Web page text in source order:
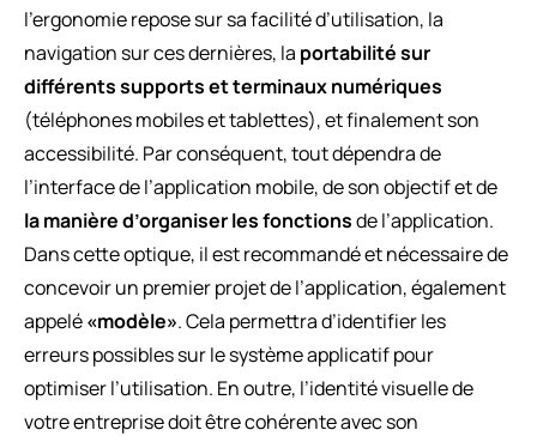
l’ergonomie repose sur sa facilité d’utilisation, la
navigation sur ces dernières, la portabilité sur
différents supports et terminaux numériques
(téléphones mobiles et tablettes), et finalement son
accessibilité. Par conséquent, tout dépendra de
l’interface de l’application mobile, de son objectif et de
la manière d’organiser les fonctionsde l’application.
Dans cette optique, il est recommandé et nécessaire de
concevoir un premier projet de l’application, également
appelé«modèle». Cela permettra d’identifier les
erreurs possibles sur le système applicatif pour
optimiser l’utilisation. En outre, l’identité visuelle de
votre entreprise doit être cohérente avec son